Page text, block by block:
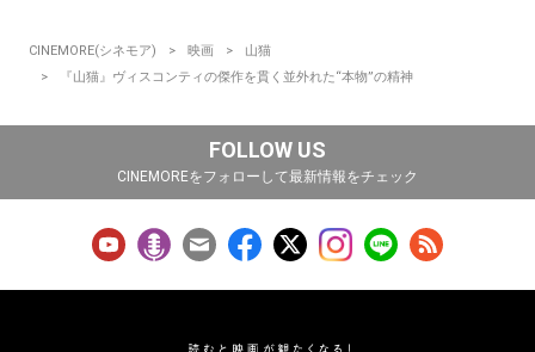
CINEMORE(シネモア) 映画
山猫
『山猫』ヴィスコンティの傑作を貫く並外れた“本物”の精神
FOLLOW US
CINEMOREをフォローして最新情報をチェック